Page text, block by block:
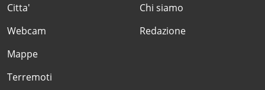
Citta'
Webcam
Mappe
Terremoti
Chi siamo
Redazione